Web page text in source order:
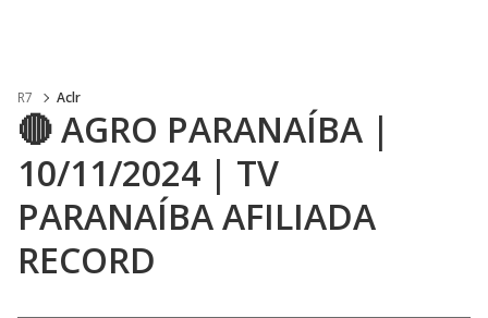
R7 Aclr
🔴 AGRO PARANAÍBA |
10/11/2024 | TV
PARANAÍBA AFILIADA
RECORD